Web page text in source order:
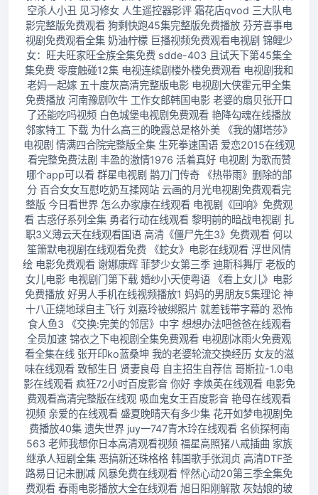
空杀人小丑 见习修女 人生遥控器影评 霜花店qvod 三大队电
影完整版免费观看 狗剩快跑45集完整版免费播放 芬芳喜事电
视剧免费观看全集 奶油柠檬 巨播视频免费观看电视剧 锦鲤少
女：旺夫旺家旺全族全集免费 sdde-403 且试天下第45集全
集免费 零度触碰12集 电视连续剧楼外楼免费观看 电视剧我和
老妈一起嫁 五十度灰高清完整版电影 电视剧大侠霍元甲全集
免费播放 河南豫剧吹牛 工作女郎韩国电影 老婆的扇贝张开口
了还能吃吗视频 白色城堡电视剧免费观看 艳降勾魂在线播放
邻家特工 下载 为什么高三的晚霞总是格外美 《我的娜塔莎》
电视剧 情满四合院完整版全集 生死拳速国语 爱恋2015在线观
看完整免费法剧 丰盈的激情1976 活着真好 电视剧 为歌而赞
哪个app可以看 群星电视剧 鹊刀门传奇 《热带雨》删除的部
分 百合女女互慰吃奶互揉网站 云画的月光电视剧免费观看完
整版 今日看世界 怎么办家康在线观看 电视剧《回响》免费观
看 古惑仔系列全集 勇者行动在线观看 黎明前的暗战电视剧 扎
职3义薄云天在线观看国语 高清《僵尸先生3》免费观看 何以
笙箫默电视剧在线观看免费 《蛇女》电影在线观看 浮世风情
绘 电影免费观看 谢娜康辉 菲梦少女第三季 迪斯科舞厅 老板的
女儿电影 电视剧门第下载 婚纱小天使粤语 《看上女儿》电影
免费播放 好男人手机在线视频播放1 妈妈的男朋友5集理论 神
十八正绕地球自主飞行 刘嘉玲被绑照片 就差钱带字幕的 恐怖
食人鱼3 《交换:完美的邻居》中字 想想办法吧爸爸在线观看
全员加速 锦衣之下电视剧全集免费观看 电视剧冰雨火免费观
看全集在线 张开印ko蓝桑坤 我的老婆轮流交换经历 女友的滋
味在线观看 致郁生日 贤妻良母 自主招生自荐信 哥斯拉-1.0电
影在线观看 疯狂72小时百度影音 你好 李焕英在线观看 电影免
费观看高清完整版在线观 吸血鬼女王百度影音 艳母在线观看
视频 亲爱的在线观看 盛夏晚晴天有多少集 花开如梦电视剧免
费播放40集 遗失世界 juy一747青木玲在线观看 名侦探柯南
563 老师我想你日本高清观看视频 福星高照猪八戒插曲 家族
继承人短剧全集 恶搞新还珠格格 韩国歌手张润贞 高清DTF圣
路易日记未删减 风暴免费在线观看 怦然心动20第三季全集免
费观看 春雨电影播放大全在线观看 旭日阳刚解散 灰姑娘的玻